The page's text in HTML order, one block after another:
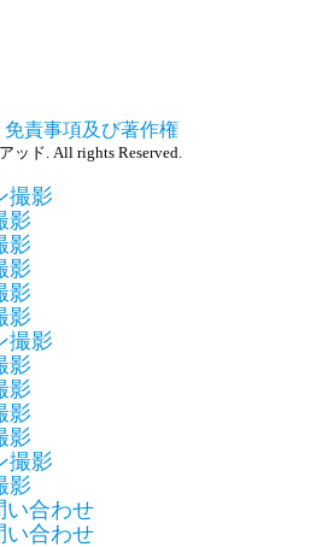
免責事項及び著作権
ッド. All rights Reserved.
撮影
影
影
影
影
影
撮影
影
影
影
影
撮影
影
い合わせ
い合わせ